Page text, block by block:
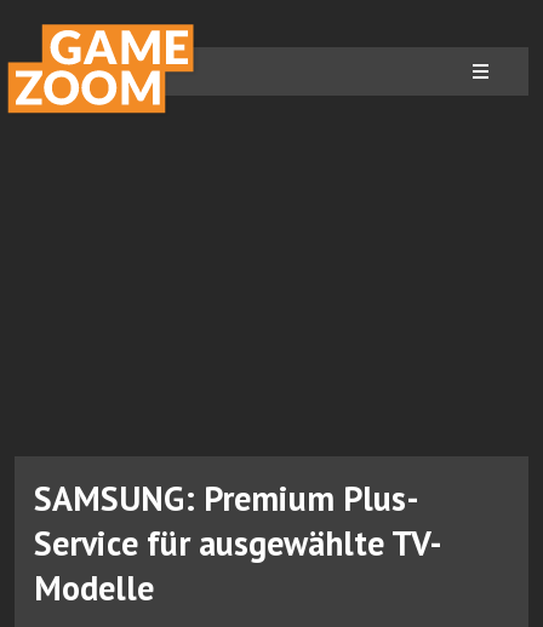
SAMSUNG: Premium Plus-
Service für ausgewählte TV-
Modelle